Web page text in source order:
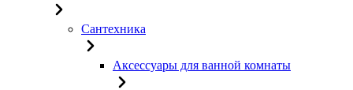
Сантехника
Аксессуары для ванной комнаты